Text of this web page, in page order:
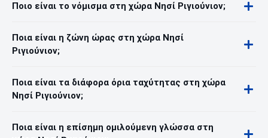
Ποιο είναι το νόμισμα στη χώρα Νησί Ριγιούνιον;
Ποια είναι η ζώνη ώρας στη χώρα Νησί
Ριγιούνιον;
Ποια είναι τα διάφορα όρια ταχύτητας στη χώρα
Νησί Ριγιούνιον;
Ποια είναι η επίσημη ομιλούμενη γλώσσα στη